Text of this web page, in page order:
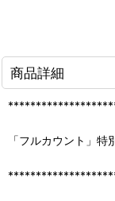
商品詳細
「フルカウント」特